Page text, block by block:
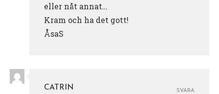
eller nåt annat…
Kram och ha det gott!
ÅsaS
CATRIN
SVARA